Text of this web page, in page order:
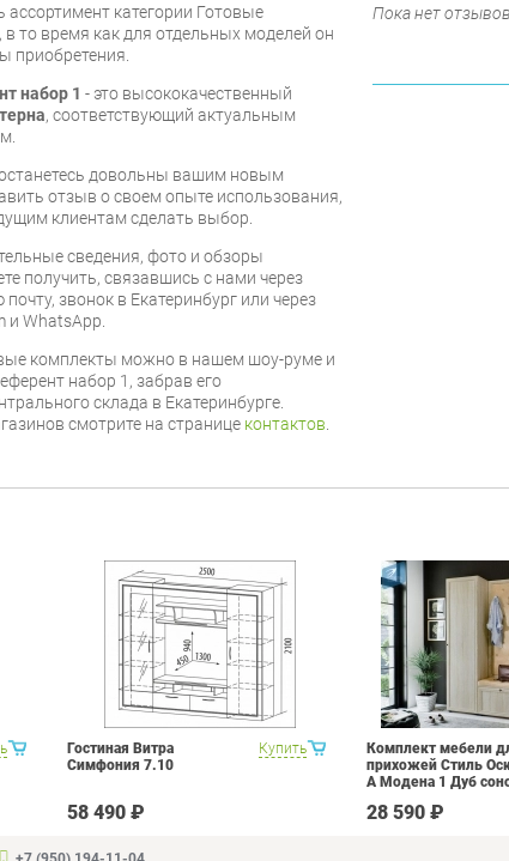
ассортимент категории Готовые
, в то время как для отдельных моделей он
приобретения.
набор 1 - это высококачественный
, соответствующий актуальным
довольны вашим новым
отзыв о своем опыте использования,
клиентам сделать выбор.
сведения, фото и обзоры
получить, связавшись с нами через
звонок в Екатеринбург или через
и WhatsApp.
комплекты можно в нашем шоу-руме и
набор 1, забрав его
склада в Екатеринбурге.
смотрите на странице контактов
Пока нет
Купить
Гостиная Витра
Симфония 7.10
58 490 ₽
Комплект мебели
прихожей Стиль
А Модена 1 Дуб
28 590 ₽